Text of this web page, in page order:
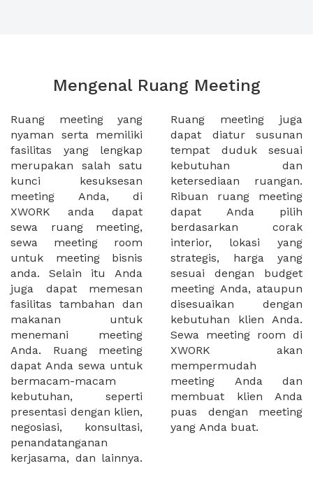
Mengenal Ruang Meeting
Ruang meeting yang
nyaman serta memiliki
fasilitas yang lengkap
merupakan salah satu
kunci kesuksesan
meeting Anda, di
XWORK anda dapat
sewa ruang meeting,
sewa meeting room
untuk meeting bisnis
anda. Selain itu Anda
juga dapat memesan
fasilitas tambahan dan
makanan untuk
menemani meeting
Anda. Ruang meeting
dapat Anda sewa untuk
bermacam-macam
kebutuhan, seperti
presentasi dengan klien,
negosiasi, konsultasi,
penandatanganan
kerjasama, dan lainnya.
Ruang meeting juga
dapat diatur susunan
tempat duduk sesuai
kebutuhan dan
ketersediaan ruangan.
Ribuan ruang meeting
dapat Anda pilih
berdasarkan corak
interior, lokasi yang
strategis, harga yang
sesuai dengan budget
meeting Anda, ataupun
disesuaikan dengan
kebutuhan klien Anda.
Sewa meeting room di
XWORK akan
mempermudah
meeting Anda dan
membuat klien Anda
puas dengan meeting
yang Anda buat.